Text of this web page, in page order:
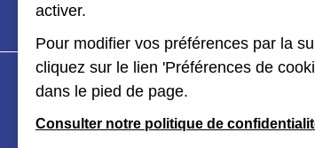
activer.
Pour modifier vos préférences par la
cliquez sur le lien 'Préférences de
dans le pied de page.
Consulter notre politique de